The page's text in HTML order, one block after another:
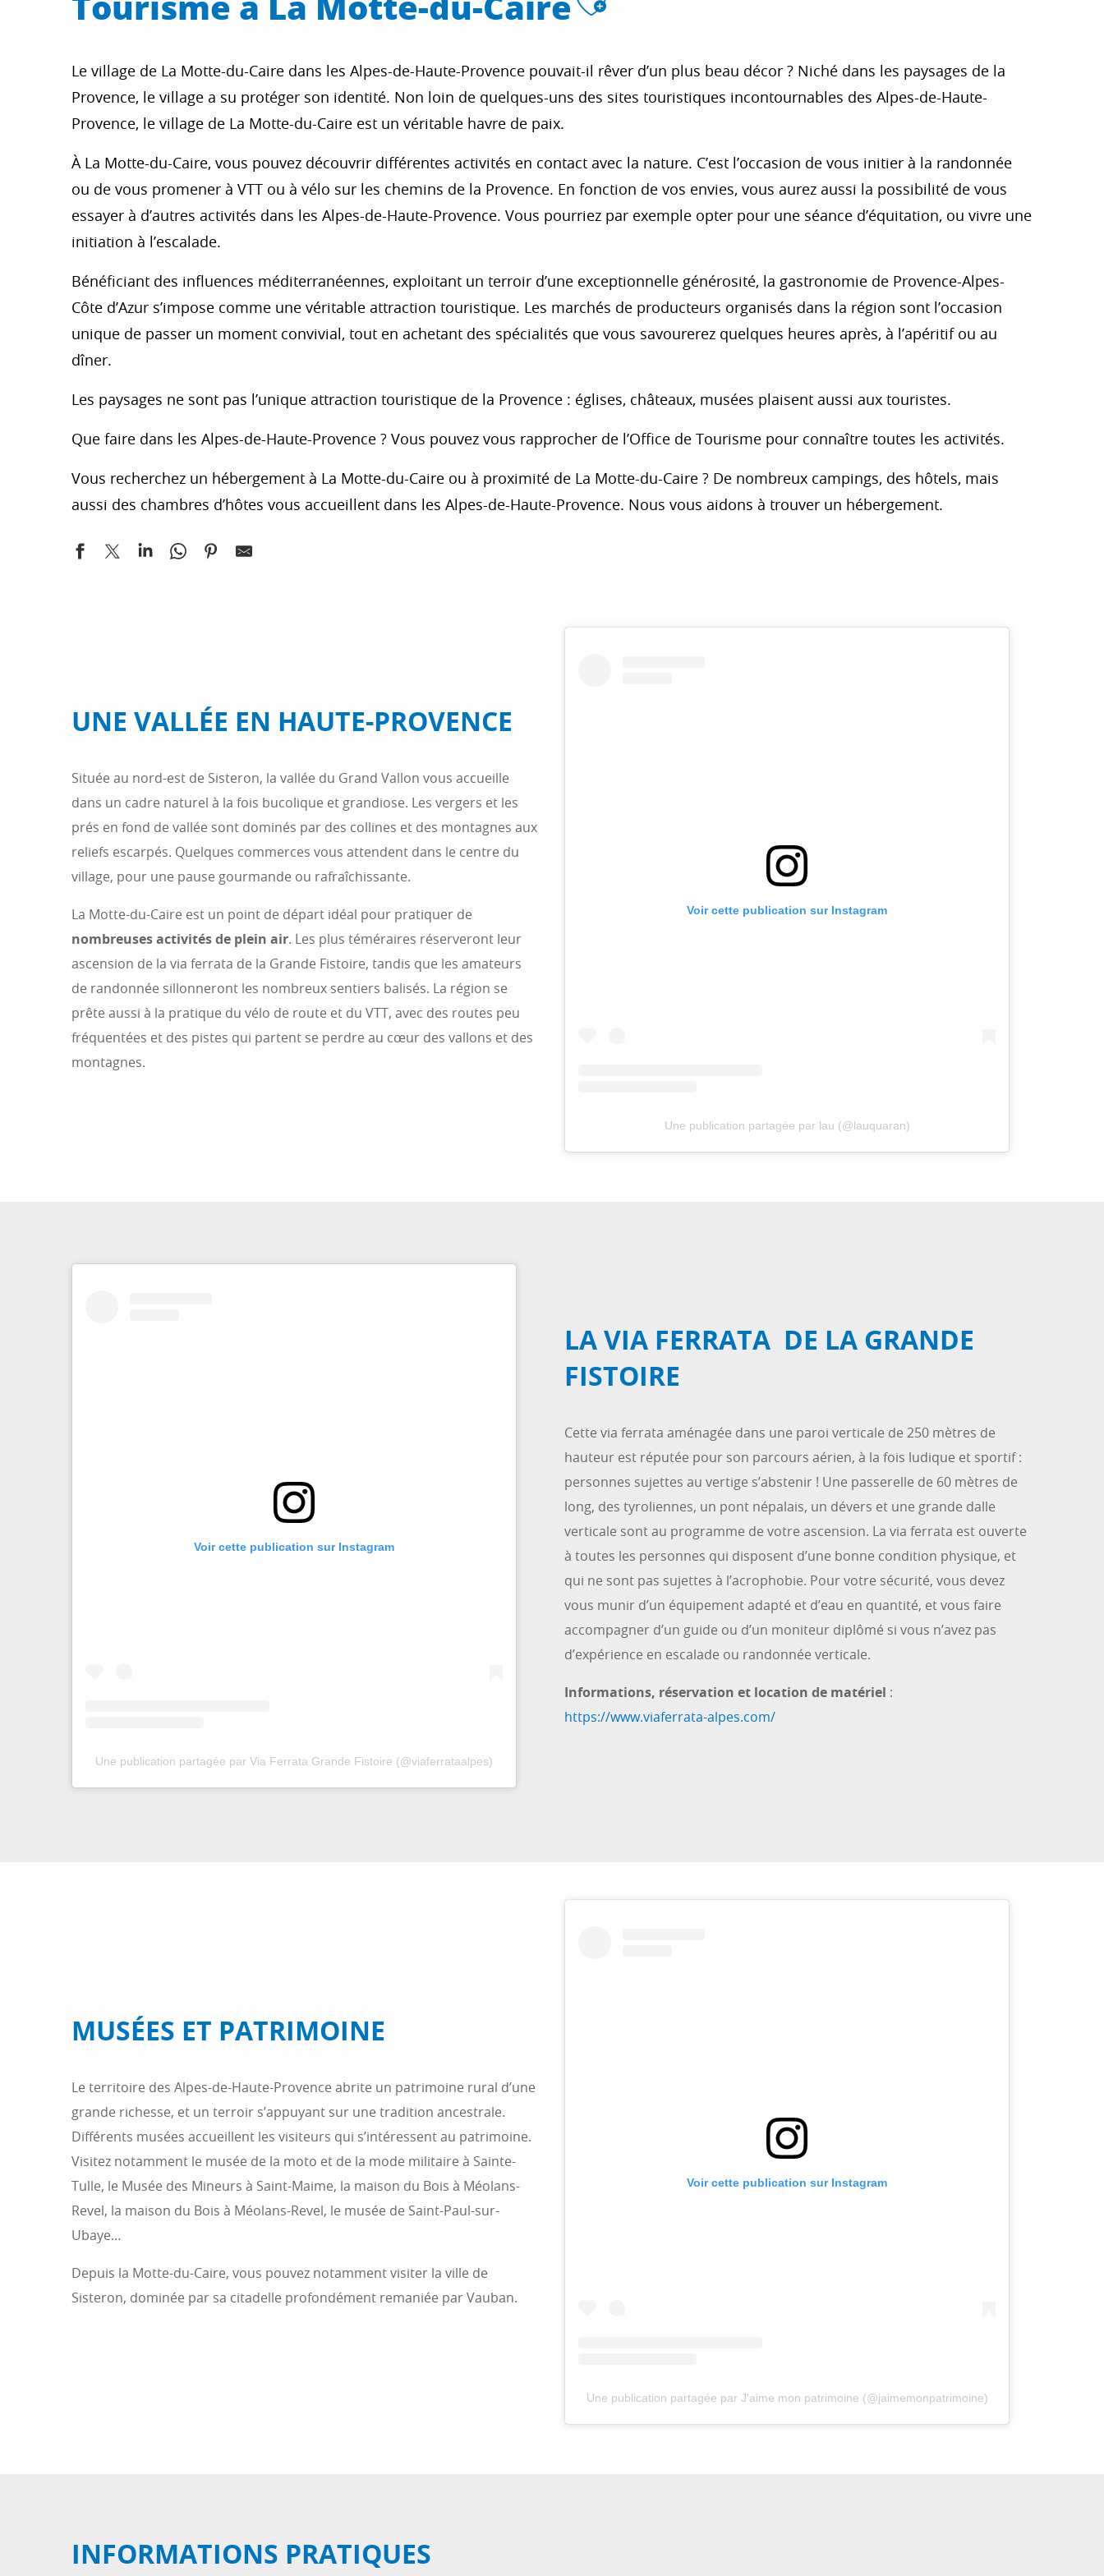
Le village de La Motte-du-Caire dans les Alpes-de-Haute-Provence pouvait-il rêver d’un plus beau décor ? Niché dans les paysages de la
Provence, le village a su protéger son identité. Non loin de quelques-uns des sites touristiques incontournables des Alpes-de-Haute-
Provence, le village de La Motte-du-Caire est un véritable havre de paix.
À La Motte-du-Caire, vous pouvez découvrir différentes activités en contact avec la nature. C’est l’occasion de vous initier à la randonnée
ou de vous promener à VTT ou à vélo sur les chemins de la Provence. En fonction de vos envies, vous aurez aussi la possibilité de vous
essayer à d’autres activités dans les Alpes-de-Haute-Provence. Vous pourriez par exemple opter pour une séance d’équitation, ou vivre une
initiation à l’escalade.
Bénéficiant des influences méditerranéennes, exploitant un terroir d’une exceptionnelle générosité, la gastronomie de Provence-Alpes-
Côte d’Azur s’impose comme une véritable attraction touristique. Les marchés de producteurs organisés dans la région sont l’occasion
unique de passer un moment convivial, tout en achetant des spécialités que vous savourerez quelques heures après, à l’apéritif ou au
dîner.
Les paysages ne sont pas l’unique attraction touristique de la Provence : églises, châteaux, musées plaisent aussi aux touristes.
Que faire dans les Alpes-de-Haute-Provence ? Vous pouvez vous rapprocher de l’Office de Tourisme pour connaître toutes les activités.
Vous recherchez un hébergement à La Motte-du-Caire ou à proximité de La Motte-du-Caire ? De nombreux campings, des hôtels, mais
aussi des chambres d’hôtes vous accueillent dans les Alpes-de-Haute-Provence. Nous vous aidons à trouver un hébergement.
UNE VALLÉE EN HAUTE-PROVENCE
Située au nord-est de Sisteron, la vallée du Grand Vallon vous accueille
dans un cadre naturel à la fois bucolique et grandiose. Les vergers et les
prés en fond de vallée sont dominés par des collines et des montagnes aux
reliefs escarpés. Quelques commerces vous attendent dans le centre du
village, pour une pause gourmande ou rafraîchissante.
La Motte-du-Caire est un point de départ idéal pour pratiquer de
nombreuses activités de plein air. Les plus téméraires réserveront leur
ascension de la via ferrata de la Grande Fistoire, tandis que les amateurs
de randonnée sillonneront les nombreux sentiers balisés. La région se
prête aussi à la pratique du vélo de route et du VTT, avec des routes peu
fréquentées et des pistes qui partent se perdre au cœur des vallons et des
montagnes.
Voir cette publication sur Instagram
Une publication partagée par lau (@lauquaran)
Voir cette publication sur Instagram
Une publication partagée par Via Ferrata Grande Fistoire (@viaferrataalpes)
LA VIA FERRATA DE LA GRANDE
FISTOIRE
Cette via ferrata aménagée dans une paroi verticale de 250 mètres de
hauteur est réputée pour son parcours aérien, à la fois ludique et sportif :
personnes sujettes au vertige s’abstenir ! Une passerelle de 60 mètres de
long, des tyroliennes, un pont népalais, un dévers et une grande dalle
verticale sont au programme de votre ascension. La via ferrata est ouverte
à toutes les personnes qui disposent d’une bonne condition physique, et
qui ne sont pas sujettes à l’acrophobie. Pour votre sécurité, vous devez
vous munir d’un équipement adapté et d’eau en quantité, et vous faire
accompagner d’un guide ou d’un moniteur diplômé si vous n’avez pas
d’expérience en escalade ou randonnée verticale.
Informations, réservation et location de matériel :
https://www.viaferrata-alpes.com/
MUSÉES ET PATRIMOINE
Le territoire des Alpes-de-Haute-Provence abrite un patrimoine rural d’une
grande richesse, et un terroir s’appuyant sur une tradition ancestrale.
Différents musées accueillent les visiteurs qui s’intéressent au patrimoine.
Visitez notamment le musée de la moto et de la mode militaire à Sainte-
Tulle, le Musée des Mineurs à Saint-Maime, la maison du Bois à Méolans-
Revel, la maison du Bois à Méolans-Revel, le musée de Saint-Paul-sur-
Ubaye…
Depuis la Motte-du-Caire, vous pouvez notamment visiter la ville de
Sisteron, dominée par sa citadelle profondément remaniée par Vauban.
Voir cette publication sur Instagram
Une publication partagée par J'aime mon patrimoine (@jaimemonpatrimoine)
INFORMATIONS PRATIQUES